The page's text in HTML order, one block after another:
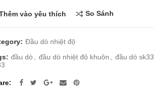
vào yêu thích So Sánh
Đầu dò nhiệt độ
đầu dò , đầu dò nhiệt độ khuôn , đầu dò sk33